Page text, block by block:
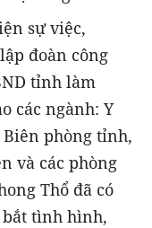
sự việc,
đoàn công
tỉnh làm
các ngành: Y
Biên phòng tỉnh,
và các phòng
Thổ đã có
bắt tình hình,